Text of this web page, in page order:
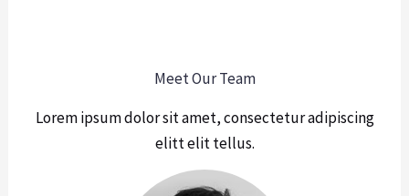
Meet Our Team
Lorem ipsum dolor sit amet, consectetur adipiscing
elitt elit tellus.